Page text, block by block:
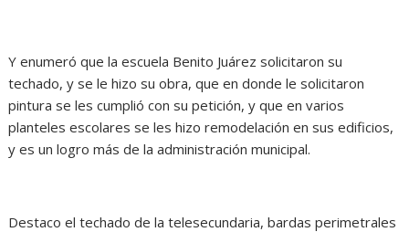
Y enumeró que la escuela Benito Juárez solicitaron su
techado, y se le hizo su obra, que en donde le solicitaron
pintura se les cumplió con su petición, y que en varios
planteles escolares se les hizo remodelación en sus edificios,
y es un logro más de la administración municipal.
Destaco el techado de la telesecundaria, bardas perimetrales